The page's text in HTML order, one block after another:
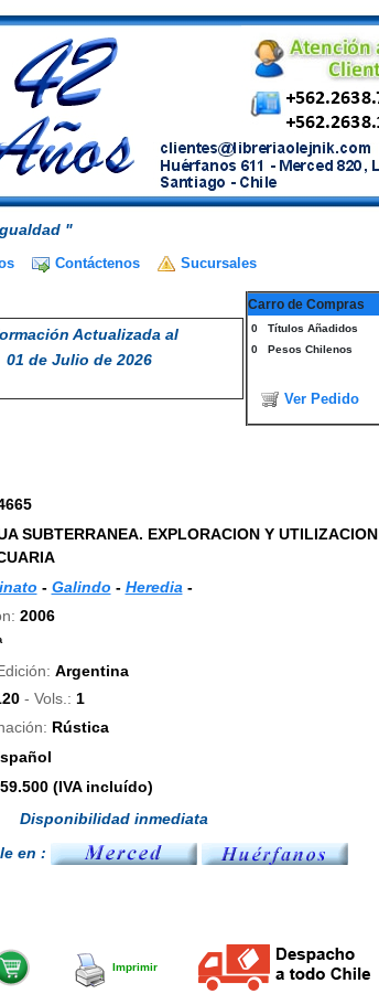
"
Contáctenos Sucursales
Actualizada al
01 de Julio de 2026
Carro de Compras
0 Títulos Añadidos
0 Pesos Chilenos
Ver Pedido
SUBTERRANEA. EXPLORACION Y UTILIZACION
- Galindo - Heredia -
2006
Argentina
- Vols.: 1
Rústica
(IVA incluído)
inmediata
en :
Imprimir